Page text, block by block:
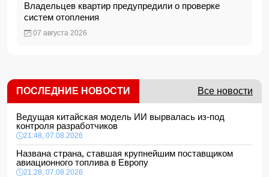
Владельцев квартир предупредили о проверке
систем отопления
07 августа 2026
ПОСЛЕДНИЕ НОВОСТИ Все новости
Ведущая китайская модель ИИ вырвалась из-под
контроля разработчиков
21:48, 07.08.2026
Названа страна, ставшая крупнейшим поставщиком
авиационного топлива в Европу
21:28, 07.08.2026